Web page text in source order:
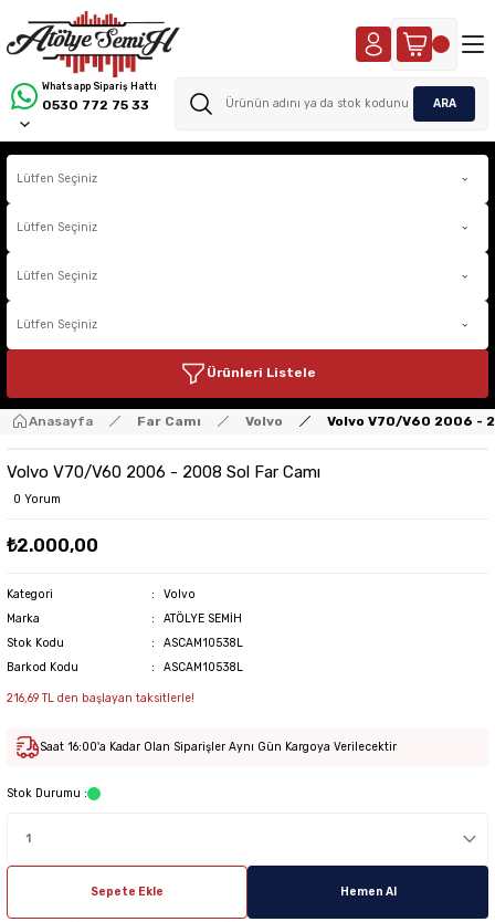
Whatsapp Sipariş Hattı
0530 772 75 33 ARA
Ürünleri Listele
Anasayfa Far Camı Volvo Volvo V70/V60 2006 -
Volvo V70/V60 2006 - 2008 Sol Far Camı
0 Yorum
₺2.000,00
Kategori
Volvo
Marka
ATÖLYE SEMİH
Stok Kodu
ASCAM10538L
Barkod Kodu
ASCAM10538L
216,69 TL den başlayan taksitlerle!
Saat 16:00'a Kadar Olan Siparişler Aynı Gün Kargoya Verilecektir
Stok Durumu :
Sepete Ekle Hemen Al